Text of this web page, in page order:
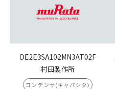
DE2E3SA102MN3AT02F
村田製作所
コンデンサ(キャパシタ)